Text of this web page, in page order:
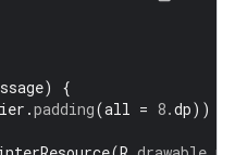
)
{
.padding(all = 8.dp))